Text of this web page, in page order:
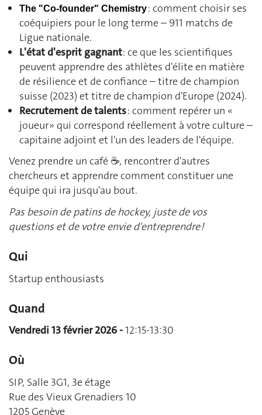
The "Co-founder" Chemistry: comment choisir ses
coéquipiers pour le long terme – 911 matchs de
Ligue nationale.
L'état d'esprit gagnant: ce que les scientifiques
peuvent apprendre des athlètes d'élite en matière
de résilience et de confiance – titre de champion
suisse (2023) et titre de champion d'Europe (2024).
Recrutement de talents: comment repérer un «
joueur » qui correspond réellement à votre culture –
capitaine adjoint et l'un des leaders de l'équipe.
Venez prendre un café ☕️, rencontrer d'autres
chercheurs et apprendre comment constituer une
équipe qui ira jusqu'au bout.
Pas besoin de patins de hockey, juste de vos
questions et de votre envie d'entreprendre !
Qui
Startup enthousiasts
Quand
Vendredi 13 février 2026 -12:15-13:30
Où
SIP, Salle 3G1, 3e étage
Rue des Vieux Grenadiers 10
1205 Genève